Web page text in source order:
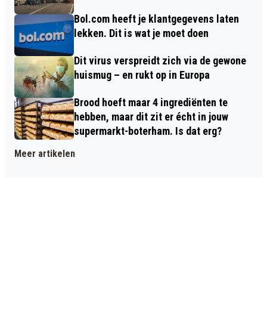
Bol.com heeft je klantgegevens laten
lekken. Dit is wat je moet doen
Dit virus verspreidt zich via de gewone
huismug – en rukt op in Europa
Brood hoeft maar 4 ingrediënten te
hebben, maar dit zit er écht in jouw
supermarkt-boterham. Is dat erg?
Meer artikelen